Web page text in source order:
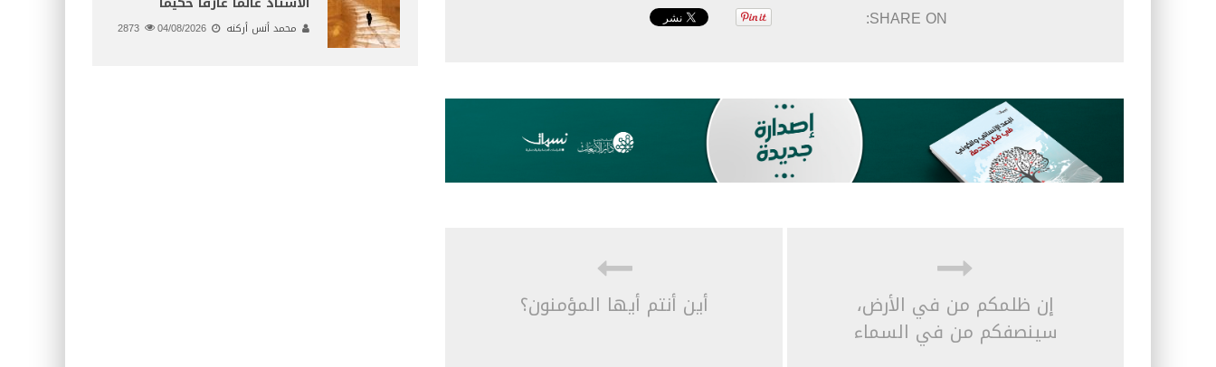
SHARE ON:
إن ظلمكم من في الأرض،
سينصفكم من في السماء
أين أنتم أيها المؤمنون؟
محمد أنس أركنه 04/08/2026